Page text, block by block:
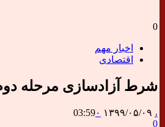
0
اخبار مهم
اقتصادی
شرط آزادسازی مرحله
، ۱۳۹۹/۰۵/۰۹ 03:59۰
0